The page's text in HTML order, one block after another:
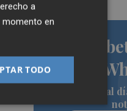
de
Siempre al
a
momento en
TODO